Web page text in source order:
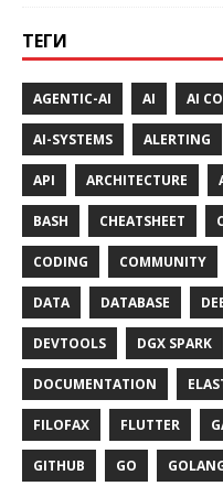
ТЕГИ
AGENTIC-AI AI AI
AI-SYSTEMS ALERTING
API ARCHITECTURE
BASH CHEATSHEET
CODING COMMUNITY
DATA DATABASE
DEVTOOLS DGX SPARK
DOCUMENTATION
FILOFAX FLUTTER
GITHUB GO